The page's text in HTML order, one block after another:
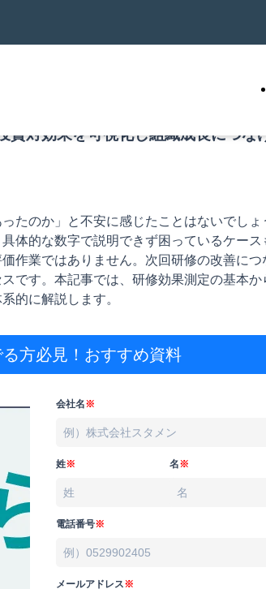
資対効果を可視化し組織成長につな
たのか」と不安に感じたことはないでしょ
体的な数字で説明できず困っているケース
作業ではありません。次回研修の改善につ
です。本記事では、研修効果測定の基本か
的に解説します。
方必見！ おすすめ資料
会社名※
姓※ 名※
電話番号※
メールアドレス※